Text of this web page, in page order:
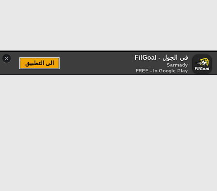
× في الجول - FilGoal
Sarmady
FREE - In Google Play
الى التطبيق